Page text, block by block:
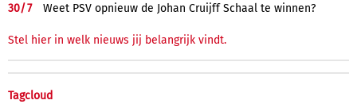
30/7 Weet PSV opnieuw de Johan Cruijff Schaal te winnen?
Stel hier in welk nieuws jij belangrijk vindt.
Tagcloud